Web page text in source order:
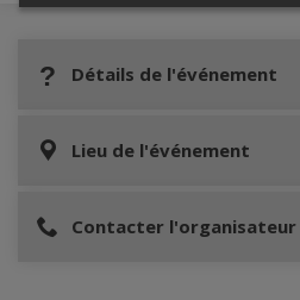
Détails de l'événement
Lieu de l'événement
Contacter l'organisateur